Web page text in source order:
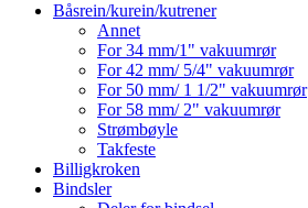
Båsrein/kurein/kutrener
Annet
For 34 mm/1" vakuumrør
For 42 mm/ 5/4" vakuumrør
For 50 mm/ 1 1/2" vakuumrør
For 58 mm/ 2" vakuumrør
Strømbøyle
Takfeste
Billigkroken
Bindsler